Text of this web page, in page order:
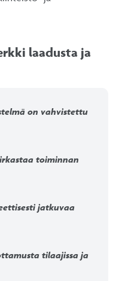
laadusta ja
on vahvistettu
toiminnan
jatkuvaa
tilaajissa ja